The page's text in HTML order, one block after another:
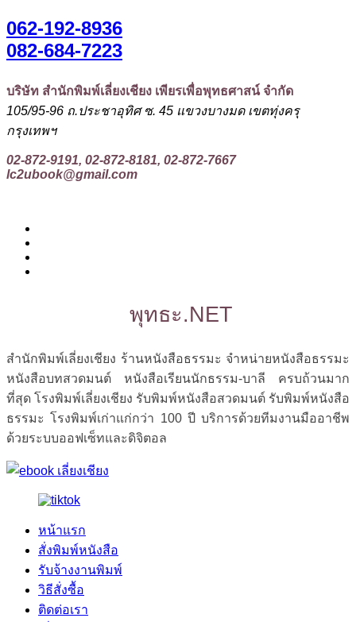
062-192-8936
082-684-7223
บริษัท สำนักพิมพ์เลี่ยงเชียง เพียรเพื่อพุทธศาสน์ จำกัด
105/95-96 ถ.ประชาอุทิศ ซ. 45 แขวงบางมด เขตทุ่งครุ
กรุงเทพฯ
02-872-9191, 02-872-8181, 02-872-7667
lc2ubook@gmail.com
พุทธะ.NET
สำนักพิมพ์เลี่ยงเชียง ร้านหนังสือธรรมะ จำหน่ายหนังสือธรรมะ
หนังสือบทสวดมนต์ หนังสือเรียนนักธรรม-บาลี ครบถ้วนมาก
ที่สุด โรงพิมพ์เลี่ยงเชียง รับพิมพ์หนังสือสวดมนต์ รับพิมพ์หนังสือ
ธรรมะ โรงพิมพ์เก่าแก่กว่า 100 ปี บริการด้วยทีมงานมืออาชีพ
ด้วยระบบออฟเซ็ทและดิจิตอล
หน้าแรก
สั่งพิมพ์หนังสือ
รับจ้างงานพิมพ์
วิธีสั่งซื้อ
ติดต่อเรา